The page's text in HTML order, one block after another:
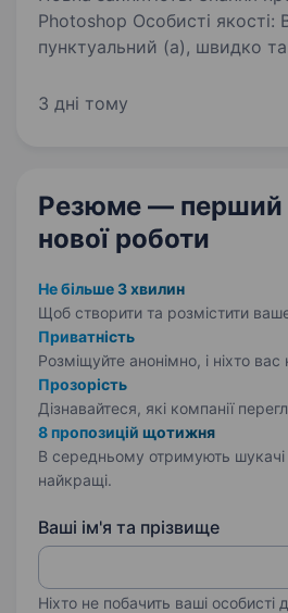
Photoshop Особисті якості: Відповідальний (а),
пунктуальний (а), швидко
роботи:
3 дні тому
Резюме — перший
нової роботи
Не більше 3 хвилин
Щоб створити та розмістити
Приватність
Розміщуйте анонімно, і ніхто вас
Прозорість
Дізнавайтеся, які компанії
8 пропозицій щотижня
В середньому отримують
найкращі.
Ваші ім'я та прізвище
Ніхто не побачить ваші особисті